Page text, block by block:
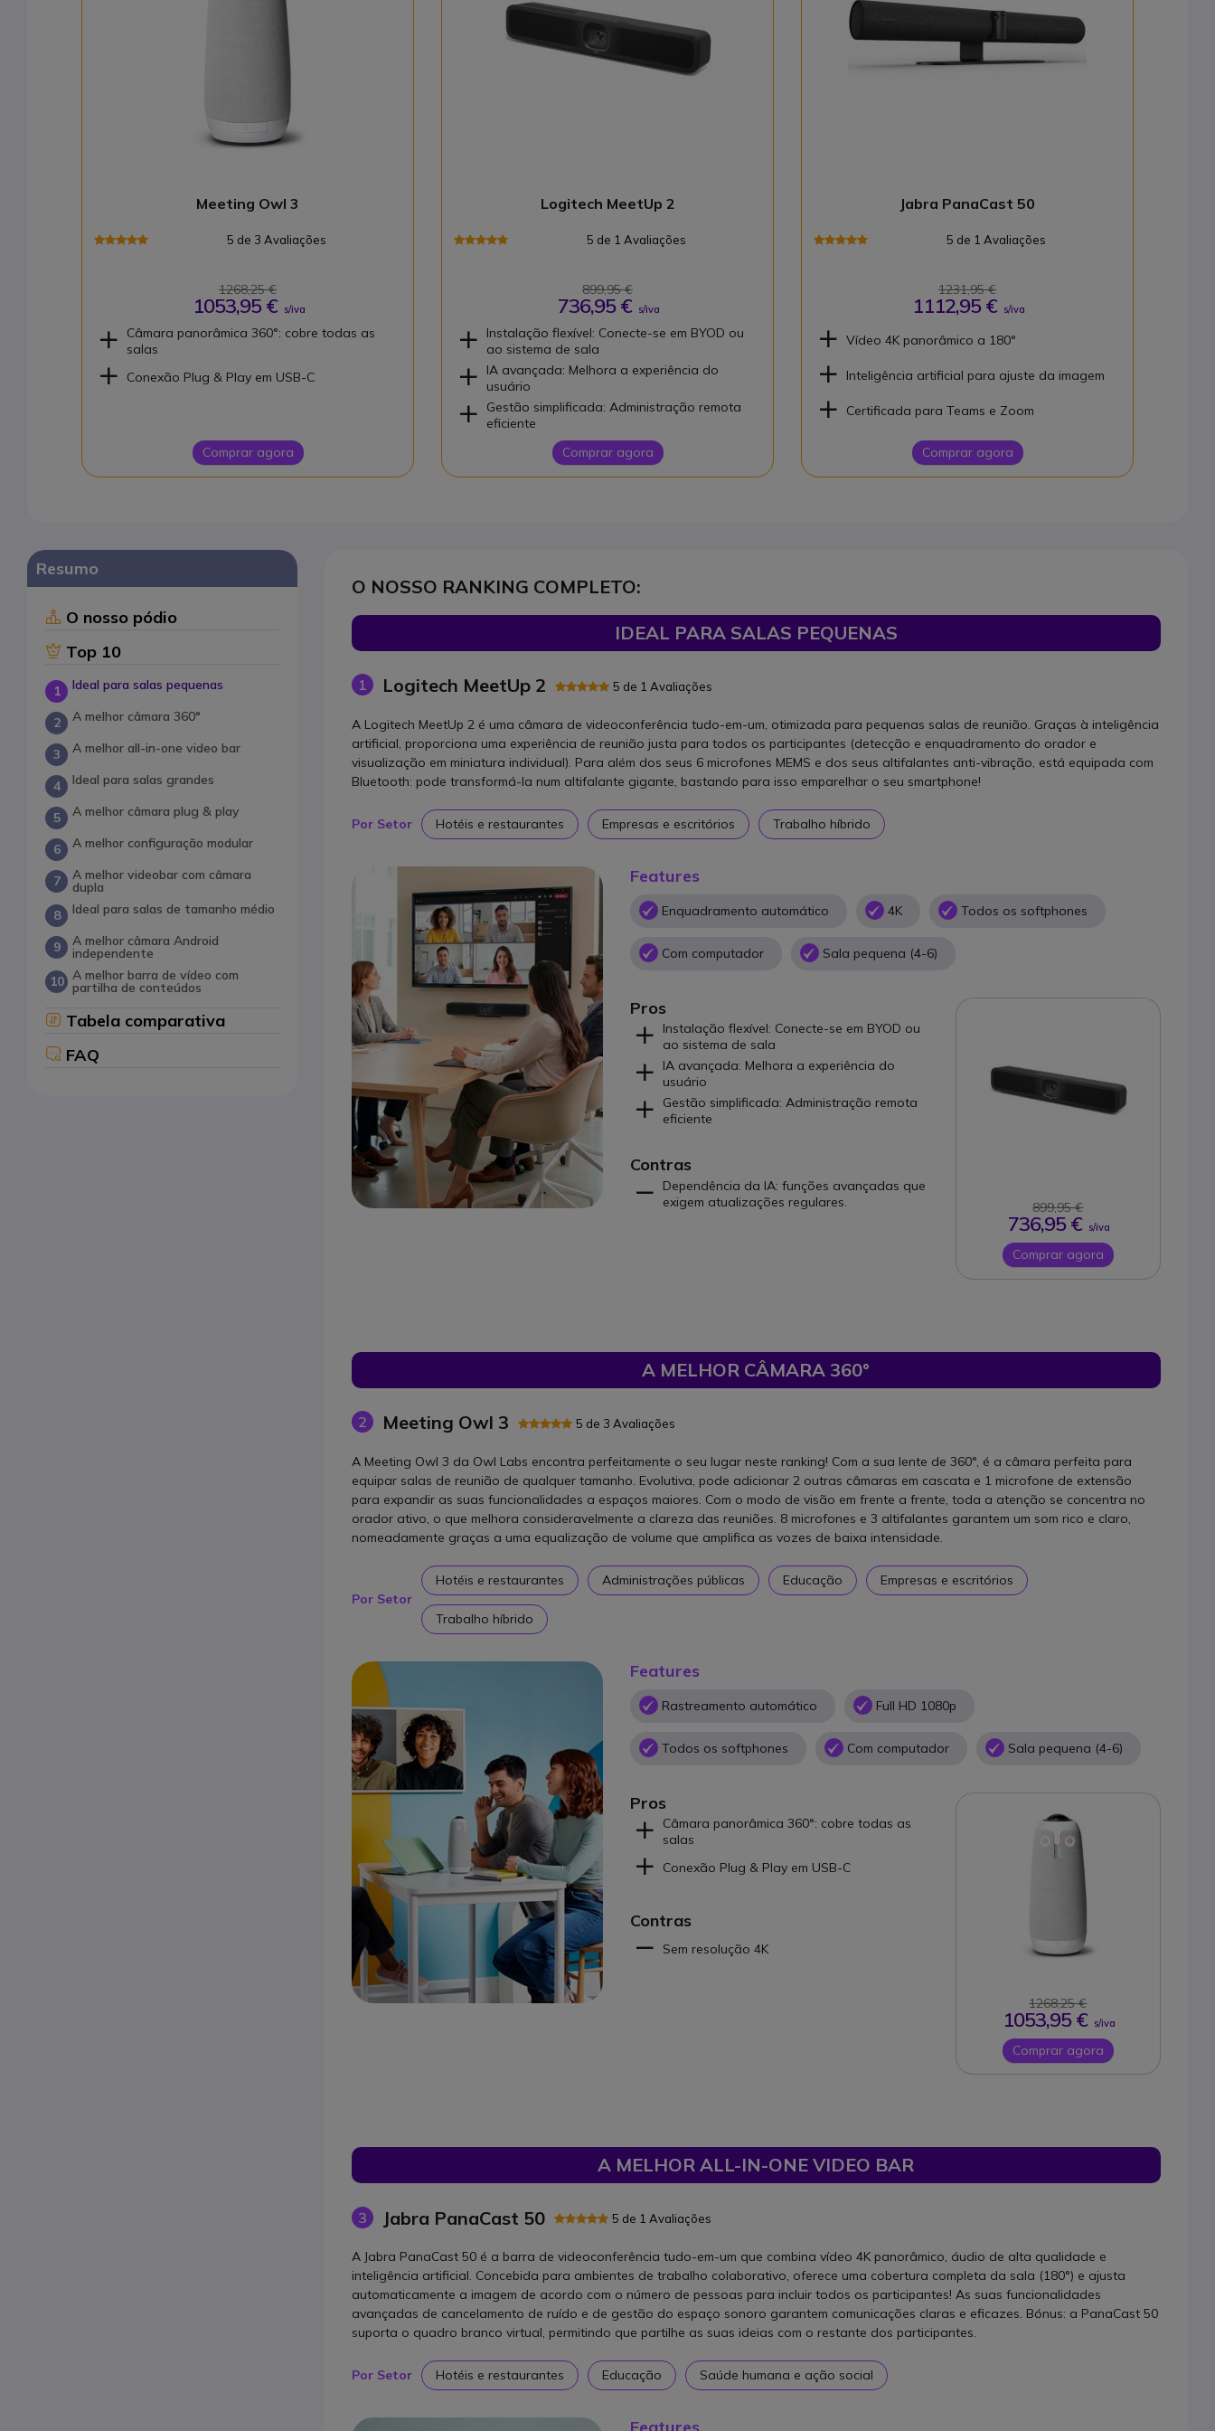
Logitech MeetUp 2
5 de 1 Avaliações
899,95 €
736,95 € s/iva
Instalação flexível: Conecte-se em BYOD ou
ao sistema de sala
IA avançada: Melhora a experiência do
usuário
Gestão simplificada: Administração remota
eficiente
Comprar agora
Meeting Owl 3
5 de 3 Avaliações
1268,25 €
1053,95 € s/iva
Câmara panorâmica 360°: cobre todas as
salas
Conexão Plug & Play em USB-C
Comprar agora
Jabra PanaCast 50
5 de 1 Avaliações
1231,95 €
1112,95 € s/iva
Vídeo 4K panorâmico a 180°
Inteligência artificial para ajuste da imagem
Certificada para Teams e Zoom
Comprar agora
Resumo
O nosso pódio
Top 10
Ideal para salas pequenas
A melhor câmara 360°
A melhor all-in-one video bar
Ideal para salas grandes
A melhor câmara plug & play
A melhor configuração modular
A melhor videobar com câmara
dupla
Ideal para salas de tamanho médio
A melhor câmara Android
independente
A melhor barra de vídeo com
partilha de conteúdos
Tabela comparativa
FAQ
O NOSSO RANKING COMPLETO:
IDEAL PARA SALAS PEQUENAS
1 Logitech MeetUp 2 5 de 1 Avaliações
A Logitech MeetUp 2 é uma câmara de videoconferência tudo-em-um, otimizada para pequenas salas de reunião. Graças à inteligência
artificial, proporciona uma experiência de reunião justa para todos os participantes (detecção e enquadramento do orador e
visualização em miniatura individual). Para além dos seus 6 microfones MEMS e dos seus altifalantes anti-vibração, está equipada com
Bluetooth: pode transformá-la num altifalante gigante, bastando para isso emparelhar o seu smartphone!
Por Setor Hotéis e restaurantes Empresas e escritórios Trabalho híbrido
Features
Enquadramento automático 4K Todos os softphones
Com computador Sala pequena (4-6)
Pros
Instalação flexível: Conecte-se em BYOD ou
ao sistema de sala
IA avançada: Melhora a experiência do
usuário
Gestão simplificada: Administração remota
eficiente
Contras
Dependência da IA: funções avançadas que
exigem atualizações regulares.
899,95 €
736,95 € s/iva
Comprar agora
A MELHOR CÂMARA 360°
2 Meeting Owl 3 5 de 3 Avaliações
A Meeting Owl 3 da Owl Labs encontra perfeitamente o seu lugar neste ranking! Com a sua lente de 360°, é a câmara perfeita para
equipar salas de reunião de qualquer tamanho. Evolutiva, pode adicionar 2 outras câmaras em cascata e 1 microfone de extensão
para expandir as suas funcionalidades a espaços maiores. Com o modo de visão em frente a frente, toda a atenção se concentra no
orador ativo, o que melhora consideravelmente a clareza das reuniões. 8 microfones e 3 altifalantes garantem um som rico e claro,
nomeadamente graças a uma equalização de volume que amplifica as vozes de baixa intensidade.
Por Setor
Hotéis e restaurantes Administrações públicas Educação Empresas e escritórios
Trabalho híbrido
Features
Rastreamento automático Full HD 1080p
Todos os softphones Com computador Sala pequena (4-6)
Pros
Câmara panorâmica 360°: cobre todas as
salas
Conexão Plug & Play em USB-C
Contras
Sem resolução 4K
1268,25 €
1053,95 € s/iva
Comprar agora
A MELHOR ALL-IN-ONE VIDEO BAR
3 Jabra PanaCast 50 5 de 1 Avaliações
A Jabra PanaCast 50 é a barra de videoconferência tudo-em-um que combina vídeo 4K panorâmico, áudio de alta qualidade e
inteligência artificial. Concebida para ambientes de trabalho colaborativo, oferece uma cobertura completa da sala (180°) e ajusta
automaticamente a imagem de acordo com o número de pessoas para incluir todos os participantes! As suas funcionalidades
avançadas de cancelamento de ruído e de gestão do espaço sonoro garantem comunicações claras e eficazes. Bónus: a PanaCast 50
suporta o quadro branco virtual, permitindo que partilhe as suas ideias com o restante dos participantes.
Por Setor Hotéis e restaurantes Educação Saúde humana e ação social